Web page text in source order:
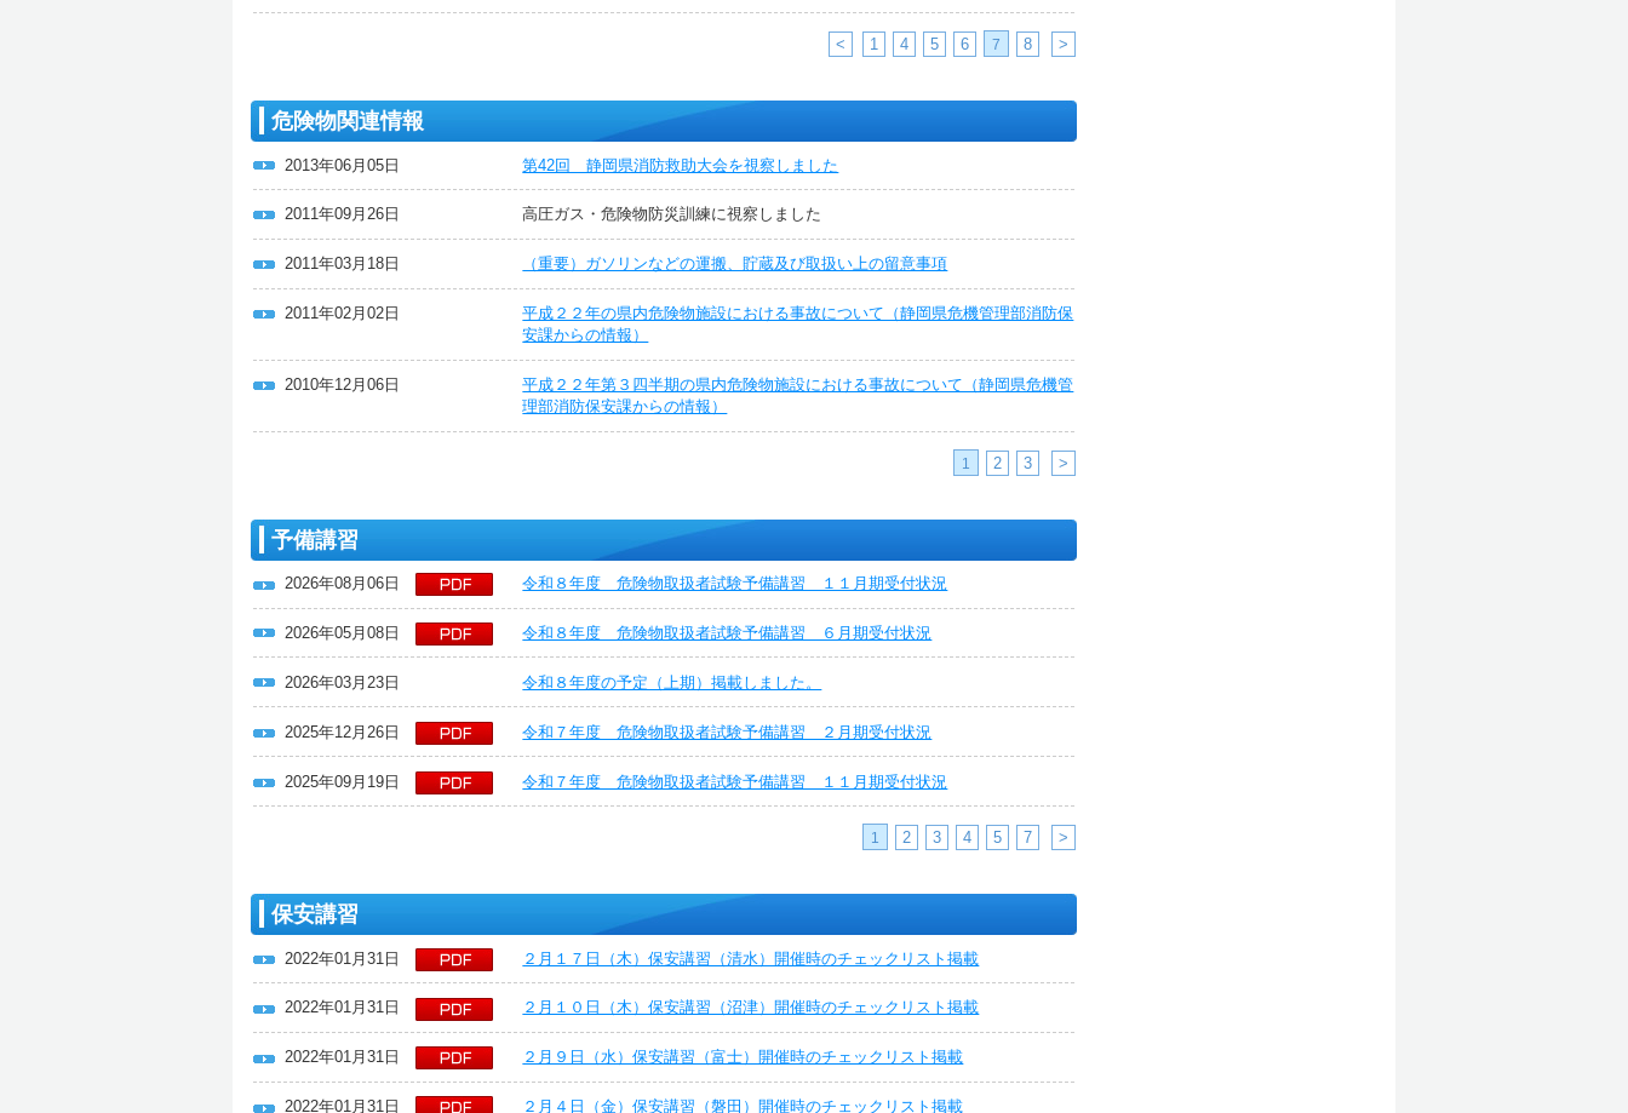
< 1 4 5 6 7 8 >
危険物関連情報
2013年06月05日 第42回 静岡県消防救助大会を視察しました
2011年09月26日 高圧ガス・危険物防災訓練に視察しました
2011年03月18日 （重要）ガソリンなどの運搬、貯蔵及び取扱い上の留意事項
2011年02月02日
平成２２年の県内危険物施設における事故について（静岡県危機管理部消防保
安課からの情報）
2010年12月06日
平成２２年第３四半期の県内危険物施設における事故について（静岡県危機管
理部消防保安課からの情報）
1 2 3 >
予備講習
2026年08月06日 令和８年度 危険物取扱者試験予備講習 １１月期受付状況
2026年05月08日 令和８年度 危険物取扱者試験予備講習 ６月期受付状況
2026年03月23日 令和８年度の予定（上期）掲載しました。
2025年12月26日 令和７年度 危険物取扱者試験予備講習 ２月期受付状況
2025年09月19日 令和７年度 危険物取扱者試験予備講習 １１月期受付状況
1 2 3 4 5 7 >
保安講習
2022年01月31日 ２月１７日（木）保安講習（清水）開催時のチェックリスト掲載
2022年01月31日 ２月１０日（木）保安講習（沼津）開催時のチェックリスト掲載
2022年01月31日 ２月９日（水）保安講習（富士）開催時のチェックリスト掲載
2022年01月31日 ２月４日（金）保安講習（磐田）開催時のチェックリスト掲載